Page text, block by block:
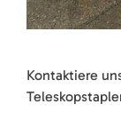
Kontaktiere